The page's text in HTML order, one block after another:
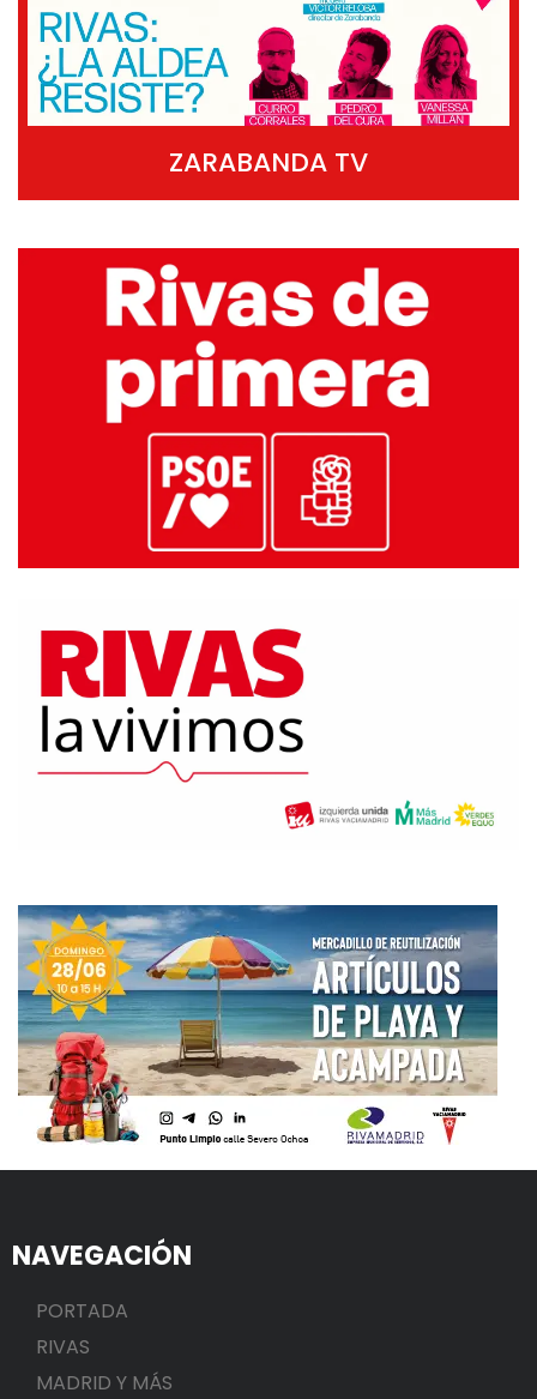
ZARABANDA TV
NAVEGACIÓN
PORTADA
RIVAS
MADRID Y MÁS